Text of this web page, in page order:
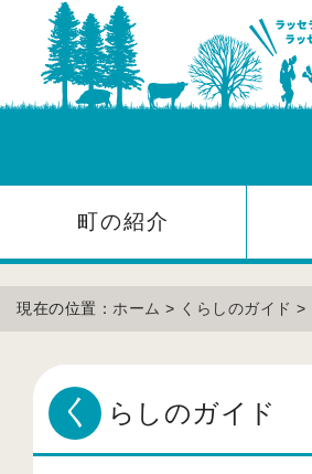
町の紹介
現在の位置： ホーム > くらしのガイド >
く らしのガイド